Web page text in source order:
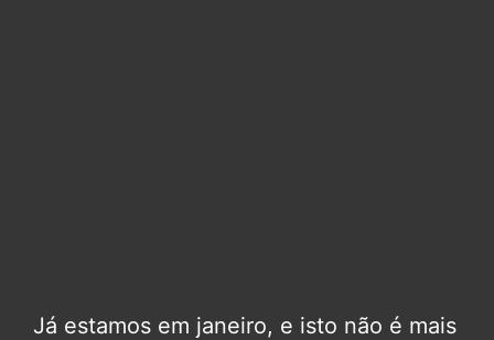
Já estamos em janeiro, e isto não é mais